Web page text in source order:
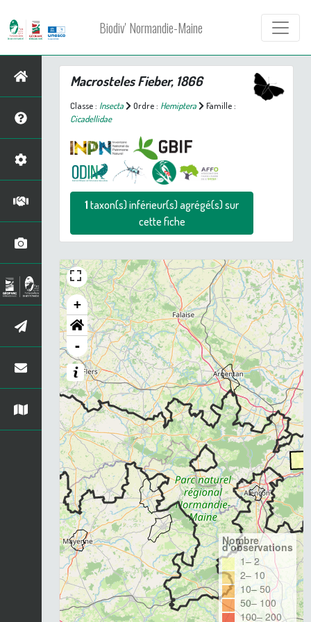
Biodiv' Normandie-Maine
MacrostelesFieber, 1866
Classe : Insecta Ordre : Hemiptera
Famille :
Cicadellidae
1taxon(s) inférieur(s) agrégé(s) sur
cette fiche
+
-
Nombre
d'observations
1– 2
2– 10
10– 50
50– 100
100– 200